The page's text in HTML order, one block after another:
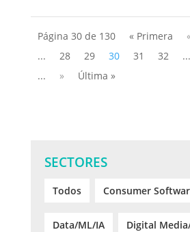
Página 30 de 130 « Primera «
...
28 29 30 31 32 ...
...
» Última »
SECTORES
Todos Consumer
Data/ML/IA Digital